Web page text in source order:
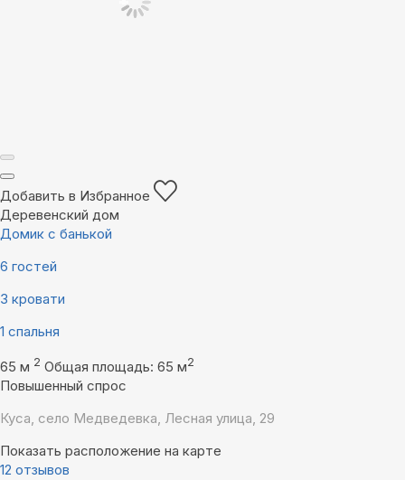
Добавить в Избранное
Деревенский дом
Домик с банькой
6 гостей
3 кровати
1 спальня
65 м 2 Общая площадь: 65 м2
Повышенный спрос
Куса, село Медведевка, Лесная улица, 29
Показать расположение на карте
12 отзывов